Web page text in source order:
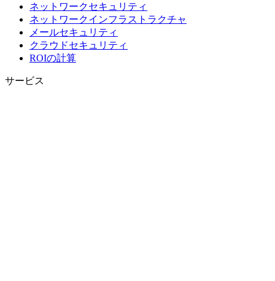
ネットワークセキュリティ
ネットワークインフラストラクチャ
メールセキュリティ
クラウドセキュリティ
ROIの計算
サービス